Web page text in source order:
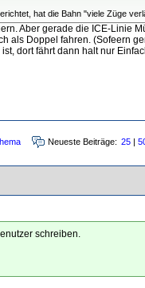
hat die Bahn "viele Züge
Aber gerade die ICE-Linie
als Doppel fahren. (Sofeern
dort fährt dann halt nur
Neueste Beiträge: 25 |
schreiben.